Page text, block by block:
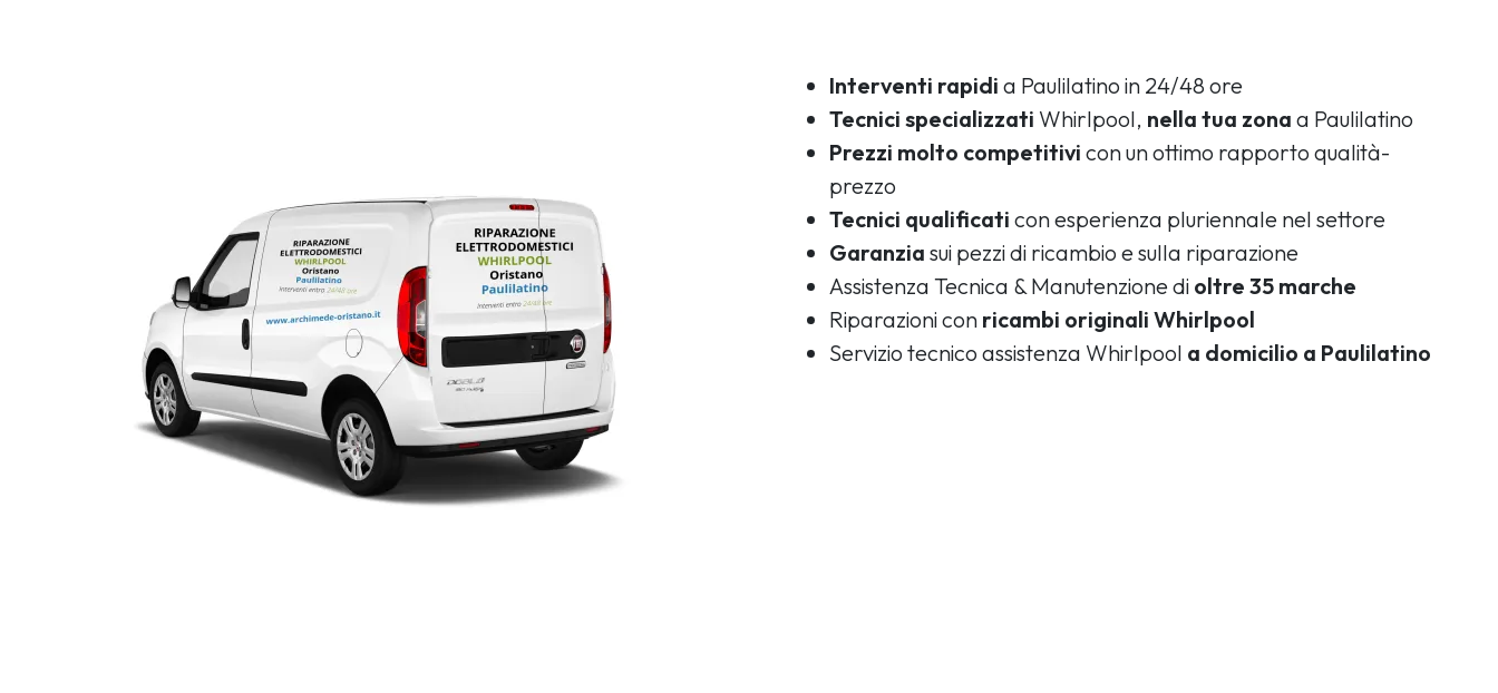
Interventi rapidi a Paulilatino in 24/48 ore
Tecnici specializzati Whirlpool, nella tua zona a Paulilatino
Prezzi molto competitivi con un ottimo rapporto qualità-
prezzo
Tecnici qualificati con esperienza pluriennale nel settore
Garanzia sui pezzi di ricambio e sulla riparazione
Assistenza Tecnica & Manutenzione di oltre 35 marche
Riparazioni con ricambi originali Whirlpool
Servizio tecnico assistenza Whirlpool a domicilio a Paulilatino